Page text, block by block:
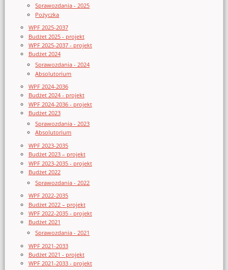
Sprawozdania - 2025
Pożyczka
WPF 2025-2037
Budżet 2025 - projekt
WPF 2025-2037 - projekt
Budżet 2024
Sprawozdania - 2024
Absolutorium
WPF 2024-2036
Budżet 2024 - projekt
WPF 2024-2036 - projekt
Budżet 2023
Sprawozdania - 2023
Absolutorium
WPF 2023-2035
Budżet 2023 – projekt
WPF 2023-2035 - projekt
Budżet 2022
Sprawozdania - 2022
WPF 2022-2035
Budżet 2022 – projekt
WPF 2022-2035 - projekt
Budżet 2021
Sprawozdania - 2021
WPF 2021-2033
Budżet 2021 - projekt
WPF 2021-2033 - projekt